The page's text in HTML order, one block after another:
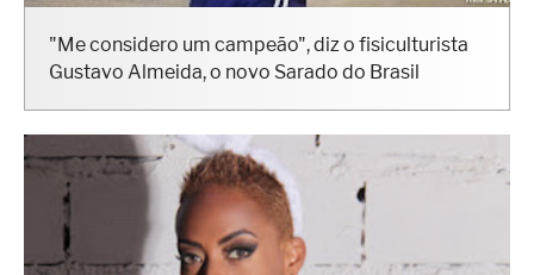
"Me considero um campeão", diz o fisiculturista
Gustavo Almeida, o novo Sarado do Brasil